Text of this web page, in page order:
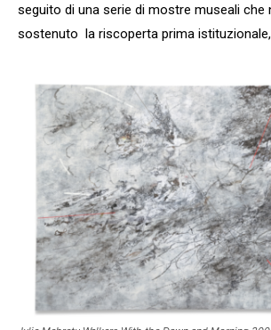
seguito di una serie di mostre museali che
sostenuto la riscoperta prima